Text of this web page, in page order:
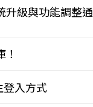
升級與功能調整通
入方式